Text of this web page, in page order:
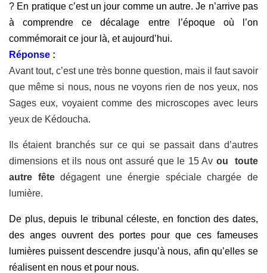
? En pratique c’est un jour comme un autre. Je n’arrive pas
à comprendre ce décalage entre l’époque où l’on
commémorait ce jour là, et aujourd’hui.
Réponse :
Avant tout, c’est une très bonne question, mais il faut savoir
que même si nous, nous ne voyons rien de nos yeux, nos
Sages eux, voyaient comme des microscopes avec leurs
yeux de Kédoucha.
Ils étaient branchés sur ce qui se passait dans d’autres
dimensions et ils nous ont assuré que le 15 Av ou
toute
autre fêtedégagent une énergie spéciale chargée de
lumière.
De plus, depuis le tribunal céleste, en fonction des dates,
des anges ouvrent des portes pour que ces fameuses
lumières puissent descendre jusqu’à nous, afin qu’elles se
réalisent en nous et pour nous.